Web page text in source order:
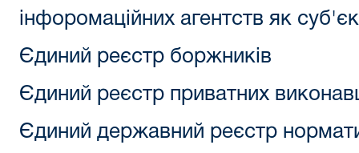
інфоромаційних агентств як
Єдиний реєстр боржників
Єдиний реєстр приватних
Єдиний державний реєстр